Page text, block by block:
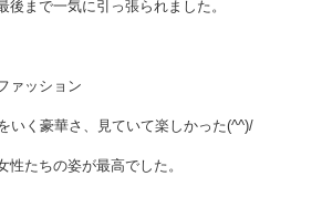
後まで一気に引っ張られました。
ァッション
いく豪華さ、見ていて楽しかった(^^)/
性たちの姿が最高でした。